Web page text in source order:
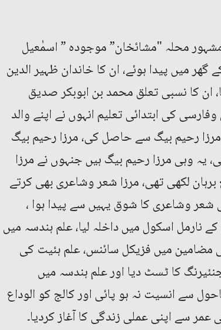
محلہ "مشائخان” موجودہ ” اسمٰعیل
کو پیر بخش کے گھر میں پیدا ہوئے، ان کا خاندان ظہیر الدین
سے آیا تھا، ان کا نسبی تعلق محمد بن ابوبکر صدیق
کی ابتدائی تعلیم انہوں نے اپنے والد
رحیم بیگ سے حاصل کی، مرزا رحیم بیگ
یہ وہی مرزا رحیم بیگ ہیں جنہوں نے مرزا
لکھی تھی، مرزا شعر وشاعری بھی کرتے
وشاعری کا شوق یہیں سے پیدا ہوا ،
نارمل اسکول میں داخلہ لیا، علم ہندسہ میں
میں فزیکل سائنس، علم ہئیت کی
کا ٹسٹ دیا اور علم ہندسہ میں
سے انسیت نہ ہو پائی اور کالج کو الوداع
سے اپنی عملی زندگی کا آغاز کردیا۔